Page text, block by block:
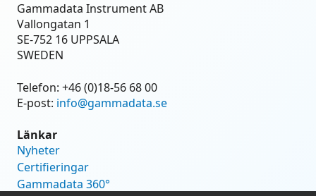
Gammadata Instrument AB
Vallongatan 1
SE-752 16 UPPSALA
SWEDEN
Telefon: +46 (0)18-56 68 00
E-post: info@gammadata.se
Länkar
Nyheter
Certifieringar
Gammadata 360°